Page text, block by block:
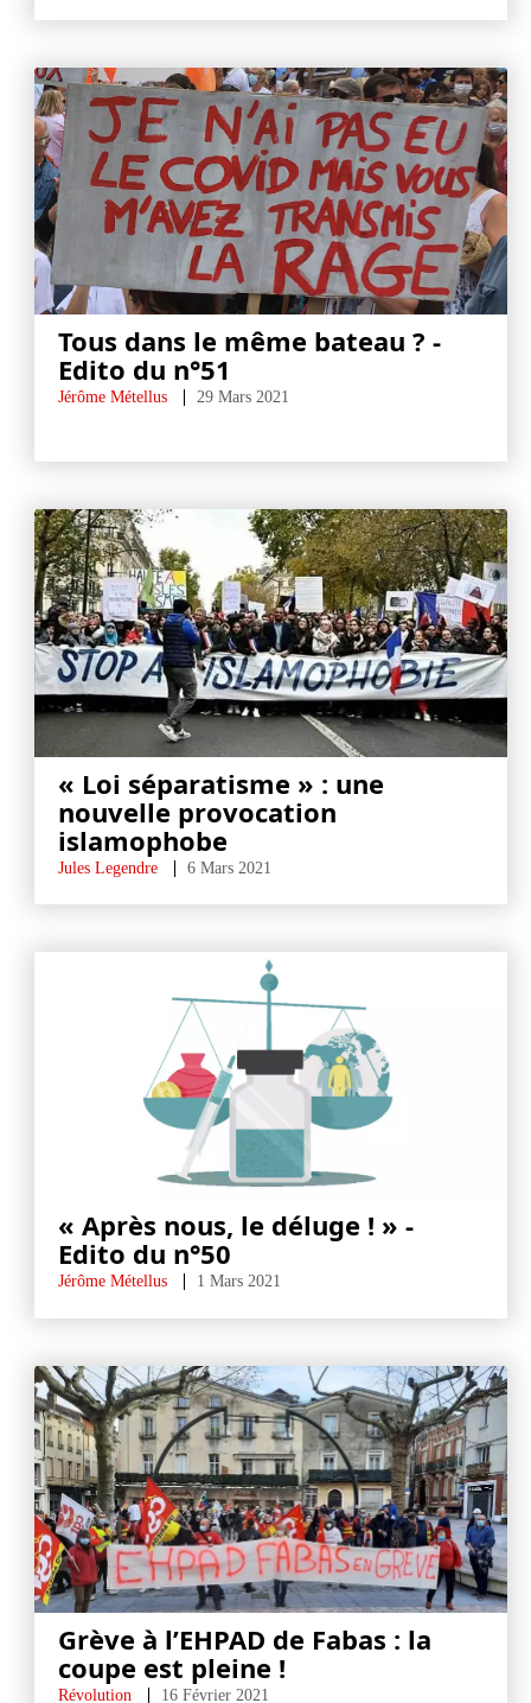
Tous dans le même bateau ? -
Edito du n°51
Jérôme Métellus 29 Mars 2021
« Loi séparatisme » : une
nouvelle provocation
islamophobe
Jules Legendre 6 Mars 2021
« Après nous, le déluge ! » -
Edito du n°50
Jérôme Métellus 1 Mars 2021
Grève à l’EHPAD de Fabas : la
coupe est pleine !
Révolution 16 Février 2021